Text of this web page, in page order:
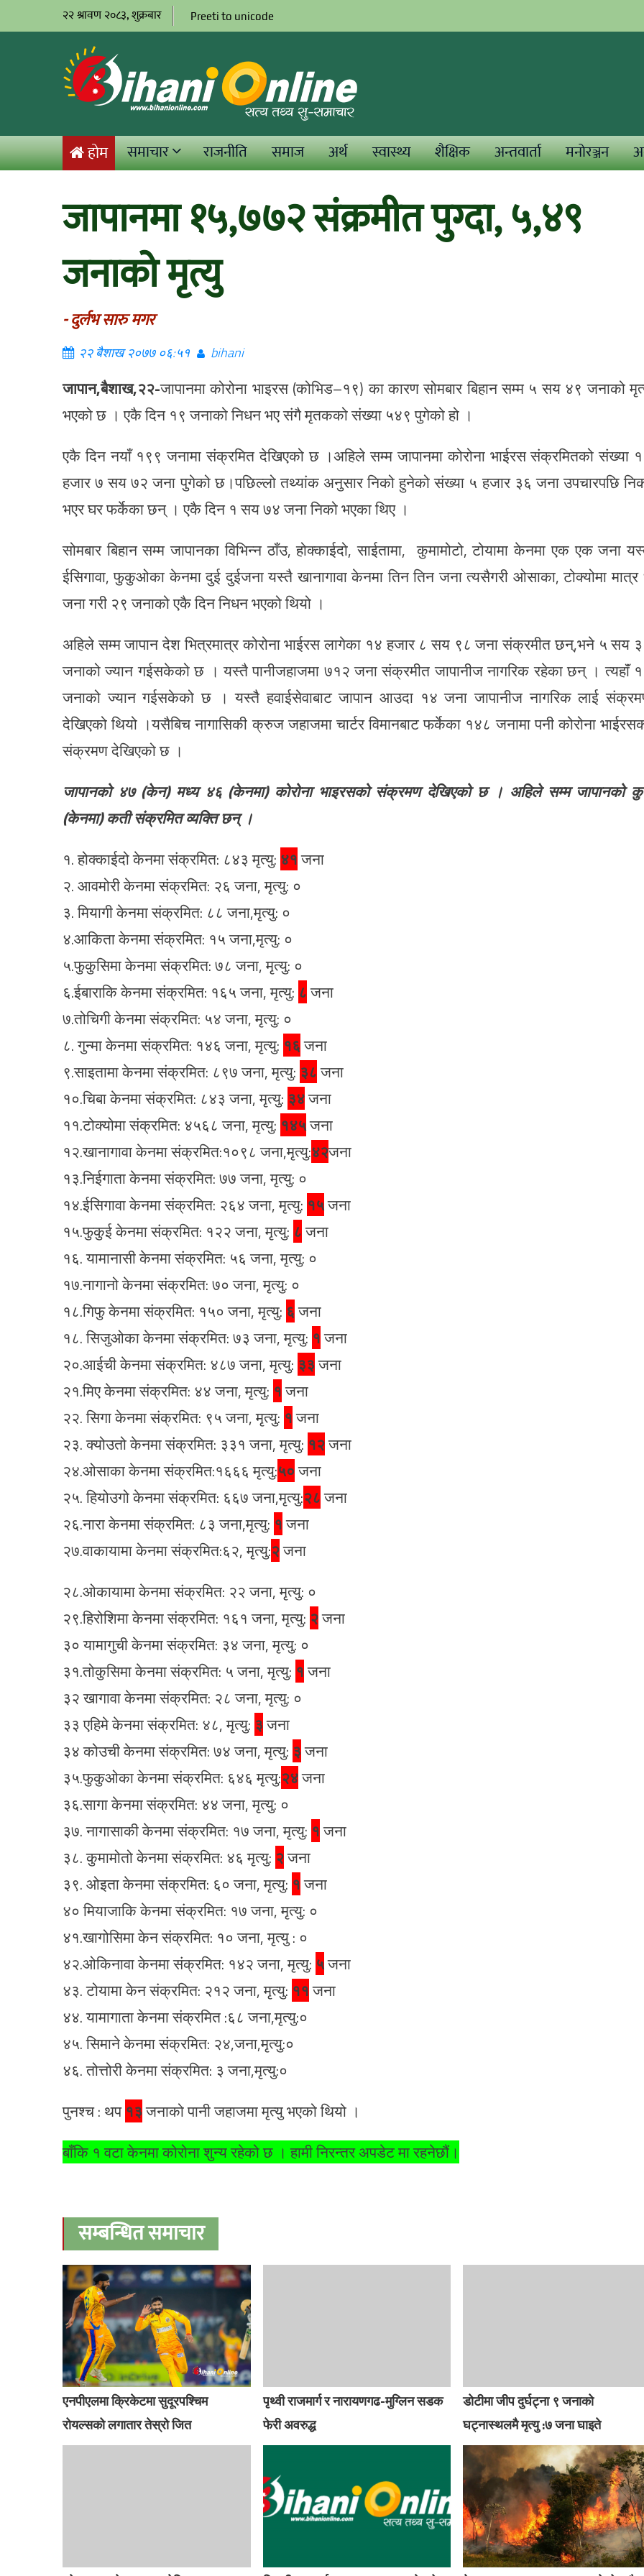
२२ श्रावण २०८३, शुक्रबार Preeti to unicode
होम समाचार राजनीति समाज अर्थ स्वास्थ्य शैक्षिक अन्तवार्ता मनोरञ्जन
जापानमा १५,७७२ संक्रमीत पुग्दा, ५,४९
जनाको मृत्यु
- दुर्लभ सारु मगर
२२ बैशाख २०७७ ०६:५१ bihani
जापान,बैशाख,२२-जापानमा कोरोना भाइरस (कोभिड–१९) का कारण सोमबार बिहान सम्म ५ सय ४९ जनाको
भएको छ । एकै दिन १९ जनाको निधन भए संगै मृतकको संख्या ५४९ पुगेको हो ।
एकै दिन नयाँ १९९ जनामा संक्रमित देखिएको छ ।अहिले सम्म जापानमा कोरोना भाईरस संक्रमितको संख्या
हजार ७ सय ७२ जना पुगेको छ।पछिल्लो तथ्यांक अनुसार निको हुनेको संख्या ५ हजार ३६ जना उपचारपछि
भएर घर फर्केका छन् । एकै दिन १ सय ७४ जना निको भएका थिए ।
सोमबार बिहान सम्म जापानका विभिन्न ठाँउ, होक्काईदो, साईतामा, कुमामोटो, टोयामा केनमा एक एक जना
ईसिगावा, फुकुओका केनमा दुई दुईजना यस्तै खानागावा केनमा तिन तिन जना त्यसैगरी ओसाका, टोक्योमा मात्र
जना गरी २९ जनाको एकै दिन निधन भएको थियो ।
अहिले सम्म जापान देश भित्रमात्र कोरोना भाईरस लागेका १४ हजार ८ सय ९८ जना संक्रमीत छन्,भने ५ सय
जनाको ज्यान गईसकेको छ । यस्तै पानीजहाजमा ७१२ जना संक्रमीत जापानीज नागरिक रहेका छन् । त्यहाॅं
जनाको ज्यान गईसकेको छ । यस्तै हवाईसेवाबाट जापान आउदा १४ जना जापानीज नागरिक लाई
देखिएको थियो ।यसैबिच नागासिकी क्रुज जहाजमा चार्टर विमानबाट फर्केका १४८ जनामा पनी कोरोना
संक्रमण देखिएको छ ।
जापानको ४७ (केन) मध्य ४६ (केनमा) कोरोना भाइरसको संक्रमण देखिएको छ । अहिले सम्म जापानको
(केनमा) कती संक्रमित व्यक्ति छन् ।
१. होक्काईदो केनमा संक्रमित: ८४३ मृत्यु: ४१जना
२. आवमोरी केनमा संक्रमित: २६ जना, मृत्यु: ०
३. मियागी केनमा संक्रमित: ८८ जना,मृत्यु: ०
४.आकिता केनमा संक्रमित: १५ जना,मृत्यु: ०
५.फुकुसिमा केनमा संक्रमित: ७८ जना, मृत्यु: ०
६.ईबाराकि केनमा संक्रमित: १६५ जना, मृत्यु: ८जना
७.तोचिगी केनमा संक्रमित: ५४ जना, मृत्यु: ०
८. गुन्मा केनमा संक्रमित: १४६ जना, मृत्यु: १६जना
९.साइतामा केनमा संक्रमित: ८९७ जना, मृत्यु: ३८जना
१०.चिबा केनमा संक्रमित: ८४३ जना, मृत्यु: ३४जना
११.टोक्योमा संक्रमित: ४५६८ जना, मृत्यु: १४५जना
१२.खानागावा केनमा संक्रमित:१०९८ जना,मृत्यु:४२जना
१३.निईगाता केनमा संक्रमित: ७७ जना, मृत्यु: ०
१४.ईसिगावा केनमा संक्रमित: २६४ जना, मृत्यु: १५जना
१५.फुकुई केनमा संक्रमित: १२२ जना, मृत्यु: ८जना
१६. यामानासी केनमा संक्रमित: ५६ जना, मृत्यु: ०
१७.नागानो केनमा संक्रमित: ७० जना, मृत्यु: ०
१८.गिफु केनमा संक्रमित: १५० जना, मृत्यु: ६जना
१८. सिजुओका केनमा संक्रमित: ७३ जना, मृत्यु: १जना
२०.आईची केनमा संक्रमित: ४८७ जना, मृत्यु: ३३जना
२१.मिए केनमा संक्रमित: ४४ जना, मृत्यु: १जना
२२. सिगा केनमा संक्रमित: ९५ जना, मृत्यु: १जना
२३. क्योउतो केनमा संक्रमित: ३३१ जना, मृत्यु: १२जना
२४.ओसाका केनमा संक्रमित:१६६६ मृत्यु:५०जना
२५. हियोउगो केनमा संक्रमित: ६६७ जना,मृत्यु:२८जना
२६.नारा केनमा संक्रमित: ८३ जना,मृत्यु: १जना
२७.वाकायामा केनमा संक्रमित:६२, मृत्यु:२जना
२८.ओकायामा केनमा संक्रमित: २२ जना, मृत्यु: ०
२९.हिरोशिमा केनमा संक्रमित: १६१ जना, मृत्यु: २जना
३० यामागुची केनमा संक्रमित: ३४ जना, मृत्यु: ०
३१.तोकुसिमा केनमा संक्रमित: ५ जना, मृत्यु: १जना
३२ खागावा केनमा संक्रमित: २८ जना, मृत्यु: ०
३३ एहिमे केनमा संक्रमित: ४८, मृत्यु: ३जना
३४ कोउची केनमा संक्रमित: ७४ जना, मृत्यु: ३जना
३५.फुकुओका केनमा संक्रमित: ६४६ मृत्यु:२४जना
३६.सागा केनमा संक्रमित: ४४ जना, मृत्यु: ०
३७. नागासाकी केनमा संक्रमित: १७ जना, मृत्यु: १जना
३८. कुमामोतो केनमा संक्रमित: ४६ मृत्यु: २जना
३९. ओइता केनमा संक्रमित: ६० जना, मृत्यु: १जना
४० मियाजाकि केनमा संक्रमित: १७ जना, मृत्यु: ०
४१.खागोसिमा केन संक्रमित: १० जना, मृत्यु : ०
४२.ओकिनावा केनमा संक्रमित: १४२ जना, मृत्यु: ५जना
४३. टोयामा केन संक्रमित: २१२ जना, मृत्यु: ११जना
४४. यामागाता केनमा संक्रमित :६८ जना,मृत्यु:०
४५. सिमाने केनमा संक्रमित: २४,जना,मृत्यु:०
४६. तोत्तोरी केनमा संक्रमित: ३ जना,मृत्यु:०
पुनश्च : थप१३जनाको पानी जहाजमा मृत्यु भएको थियो ।
बाँकि १ वटा केनमा कोरोना शुन्य रहेको छ । हामी निरन्तर अपडेट मा रहनेछौं।
सम्बन्धित समाचार
एनपीएलमा क्रिकेटमा सुदूरपश्चिम
रोयल्सको लगातार तेस्रो जित
पृथ्वी राजमार्ग र नारायणगढ-मुग्लिन सडक
फेरी अवरुद्ध
डोटीमा जीप दुर्घट्ना ९ जनाको
घट्नास्थलमै मृत्यु :७ जना घाइते